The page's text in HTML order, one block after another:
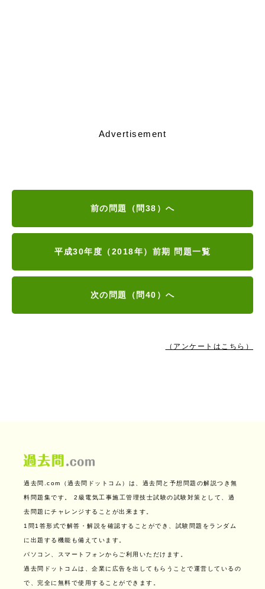
Advertisement
前の問題（問38）へ
平成30年度（2018年）前期 問題一覧
次の問題（問40）へ
（アンケートはこちら）
過去問.com（過去問ドットコム）は、過去問と予想問題の解説つき無
料問題集です。 2級電気工事施工管理技士試験の試験対策として、過
去問題にチャレンジすることが出来ます。
1問1答形式で解答・解説を確認することができ、試験問題をランダム
に出題する機能も備えています。
パソコン、スマートフォンからご利用いただけます。
過去問ドットコムは、企業に広告を出してもらうことで運営しているの
で、完全に無料で使用することができます。